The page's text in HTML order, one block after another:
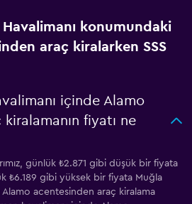
konumundaki
araç kiralarken SSS
içinde Alamo
fiyatı ne
günlük ₺2.871 gibi düşük bir fiyata
₺6.189 gibi yüksek bir fiyata Muğla
Alamo acentesinden araç kiralama